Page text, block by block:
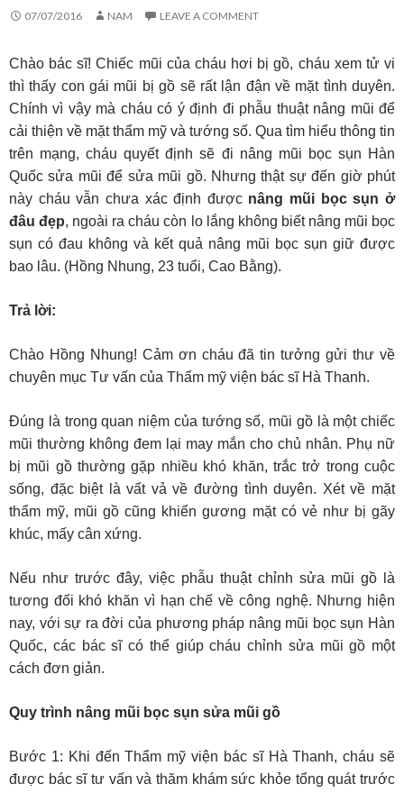
07/07/2016 NAM LEAVE A COMMENT
Chào bác sĩ! Chiếc mũi của cháu hơi bị gồ, cháu xem tử vi
thì thấy con gái mũi bị gồ sẽ rất lận đận về mặt tình duyên.
Chính vì vậy mà cháu có ý định đi phẫu thuật nâng mũi để
cải thiện về mặt thẩm mỹ và tướng số. Qua tìm hiểu thông tin
trên mạng, cháu quyết định sẽ đi nâng mũi bọc sụn Hàn
Quốc sửa mũi để sửa mũi gồ. Nhưng thật sự đến giờ phút
này cháu vẫn chưa xác định được nâng mũi bọc sụn ở
đâu đẹp, ngoài ra cháu còn lo lắng không biết nâng mũi bọc
sụn có đau không và kết quả nâng mũi bọc sụn giữ được
bao lâu. (Hồng Nhung, 23 tuổi, Cao Bằng).
Trả lời:
Chào Hồng Nhung! Cảm ơn cháu đã tin tưởng gửi thư về
chuyên mục Tư vấn của Thẩm mỹ viện bác sĩ Hà Thanh.
Đúng là trong quan niệm của tướng số, mũi gồ là một chiếc
mũi thường không đem lại may mắn cho chủ nhân. Phụ nữ
bị mũi gồ thường gặp nhiều khó khăn, trắc trở trong cuộc
sống, đặc biệt là vất vả về đường tình duyên. Xét về mặt
thẩm mỹ, mũi gồ cũng khiến gương mặt có vẻ như bị gãy
khúc, mấy cân xứng.
Nếu như trước đây, việc phẫu thuật chỉnh sửa mũi gồ là
tương đối khó khăn vì hạn chế về công nghệ. Nhưng hiện
nay, với sự ra đời của phương pháp nâng mũi bọc sụn Hàn
Quốc, các bác sĩ có thể giúp cháu chỉnh sửa mũi gồ một
cách đơn giản.
Quy trình nâng mũi bọc sụn sửa mũi gồ
Bước 1: Khi đến Thẩm mỹ viện bác sĩ Hà Thanh, cháu sẽ
được bác sĩ tư vấn và thăm khám sức khỏe tổng quát trước